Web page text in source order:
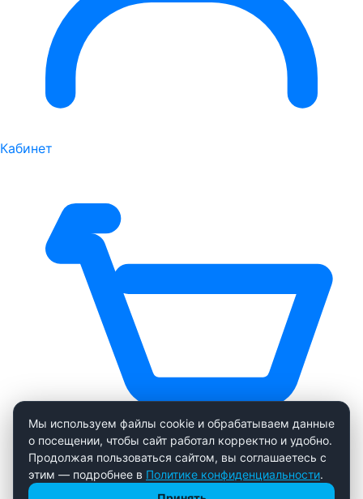
Мы используем файлы cookie и обрабатываем данные
о посещении, чтобы сайт работал корректно и удобно.
Продолжая пользоваться сайтом, вы соглашаетесь с
этим — подробнее в Политике конфиденциальности.
Кабинет